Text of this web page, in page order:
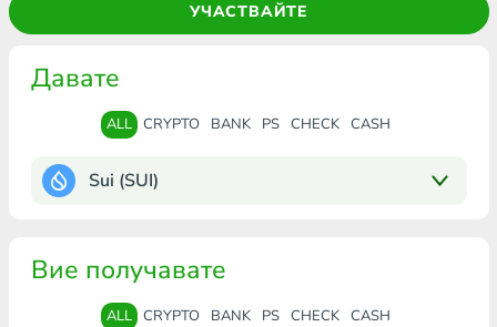
УЧАСТВАЙТЕ
Давате
ALL CRYPTO BANK PS CHECK CASH
Sui (SUI)
Вие получавате
ALL CRYPTO BANK PS CHECK CASH